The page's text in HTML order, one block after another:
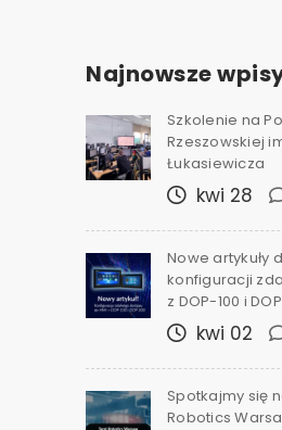
Najnowsze
Szkolenie na
Rzeszowskiej
Łukasiewicza
kwi 28
Nowe artykuły
konfiguracji
z DOP-100 i
kwi 02
Spotkajmy się
Robotics